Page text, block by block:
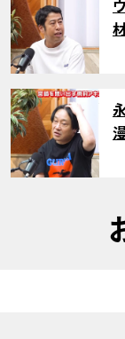
サ